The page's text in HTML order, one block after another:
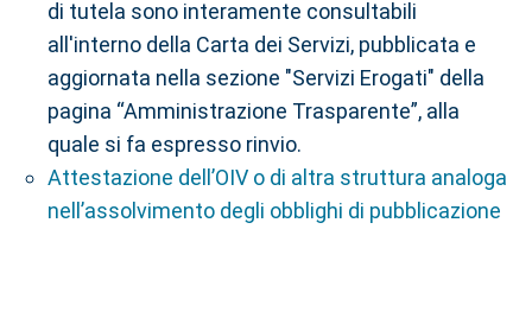
di tutela sono interamente consultabili
all'interno della Carta dei Servizi, pubblicata e
aggiornata nella sezione "Servizi Erogati" della
pagina “Amministrazione Trasparente”, alla
quale si fa espresso rinvio.
Attestazione dell’OIV o di altra struttura analoga
nell’assolvimento degli obblighi di pubblicazione